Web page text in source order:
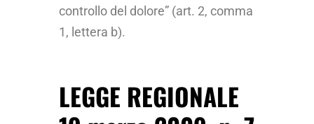
controllo del dolore” (art. 2, comma
1, lettera b).
LEGGE REGIONALE